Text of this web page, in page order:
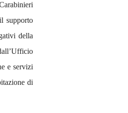
supporto
della
e servizi
di